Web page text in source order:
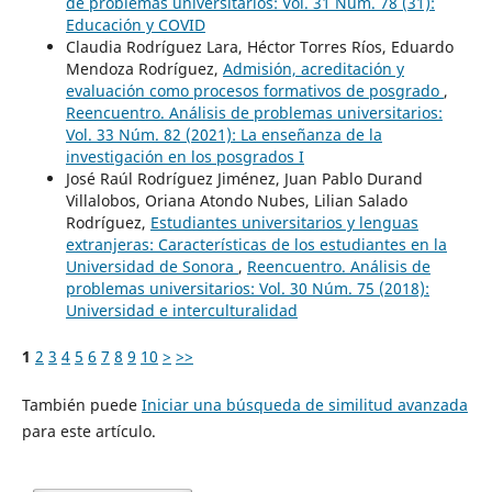
Educación y COVID
Claudia Rodríguez Lara, Héctor Torres Ríos, Eduardo
Mendoza Rodríguez, Admisión, acreditación y
evaluación como procesos formativos de posgrado ,
Reencuentro. Análisis de problemas universitarios:
Vol. 33 Núm. 82 (2021): La enseñanza de la
investigación en los posgrados I
José Raúl Rodríguez Jiménez, Juan Pablo Durand
Villalobos, Oriana Atondo Nubes, Lilian Salado
Rodríguez, Estudiantes universitarios y lenguas
extranjeras: Características de los estudiantes en la
Universidad de Sonora , Reencuentro. Análisis de
problemas universitarios: Vol. 30 Núm. 75 (2018):
Universidad e interculturalidad
1 2 3 4 5 6 7 8 9 10 > >>
También puede Iniciar una búsqueda de similitud avanzada
para este artículo.